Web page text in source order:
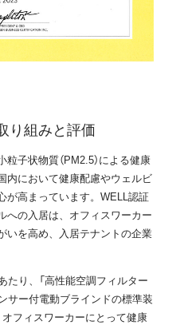
り組みと評価
子状物質（PM2.5）による健康
内において健康配慮やウェルビ
が高まっています。WELL認証
への入居は、オフィスワーカー
いを高め、入居テナントの企業
り、「高性能空調フィルター
サー付電動ブラインドの標準装
フィスワーカーにとって健康